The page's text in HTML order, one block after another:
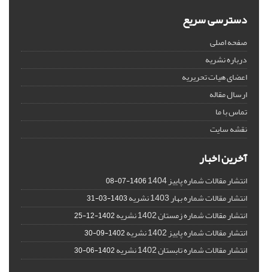
دسترسی سریع
صفحه اصلی
درباره نشریه
اعضای هیات تحریریه
ارسال مقاله
تماس با ما
نقشه سایت
آخرین اخبار
انتشار مقالات شماره پاییز 1404 1406-07-08
انتشار مقالات شماره بهار 1403 نشریه 1403-03-31
انتشار مقالات شماره زمستان 1402 نشریه 1402-12-25
انتشار مقالات شماره پاییز 1402 نشریه 1402-09-30
انتشار مقالات شماره تابستان 1402 نشریه 1402-06-30